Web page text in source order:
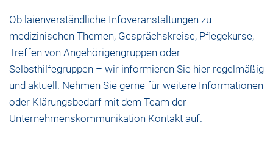
Ob laienverständliche Infoveranstaltungen zu
medizinischen Themen, Gesprächskreise, Pflegekurse,
Treffen von Angehörigengruppen oder
Selbsthilfegruppen – wir informieren Sie hier regelmäßig
und aktuell. Nehmen Sie gerne für weitere Informationen
oder Klärungsbedarf mit dem Team der
Unternehmenskommunikation Kontakt auf.